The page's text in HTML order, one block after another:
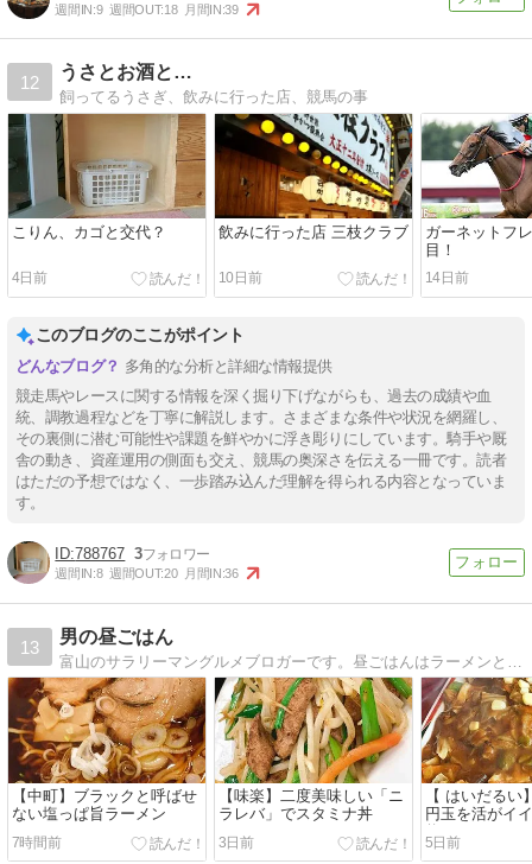
週間IN:9 週間OUT:18 月間IN:39
12
うさとお酒と…
飼ってるうさぎ、飲みに行った店、競馬の事
こりん、カゴと交代？
4日前
飲みに行った店 三枝クラブ
10日前
ガーネットフ
目！
14日前
このブログのここがポイント
多角的な分析と詳細な情報提供
競走馬やレースに関する情報を深く掘り下げながらも、過去の成績や血
統、調教過程などを丁寧に解説します。さまざまな条件や状況を網羅し、
その裏側に潜む可能性や課題を鮮やかに浮き彫りにしています。騎手や厩
舎の動き、資産運用の側面も交え、競馬の奥深さを伝える一冊です。読者
はただの予想ではなく、一歩踏み込んだ理解を得られる内容となっていま
す。
788767 3
週間IN:8 週間OUT:20 月間IN:36
13
男の昼ごはん
【中町】ブラックと呼ばせ
ない塩っぱ旨ラーメン
7時間前
【味楽】二度美味しい「ニ
ラレバ」でスタミナ丼
3日前
【 はいだるい
円玉を活がイ
将さん
5日前